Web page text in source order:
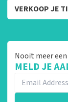
VERKOOP JE
Nooit meer
MELD JE